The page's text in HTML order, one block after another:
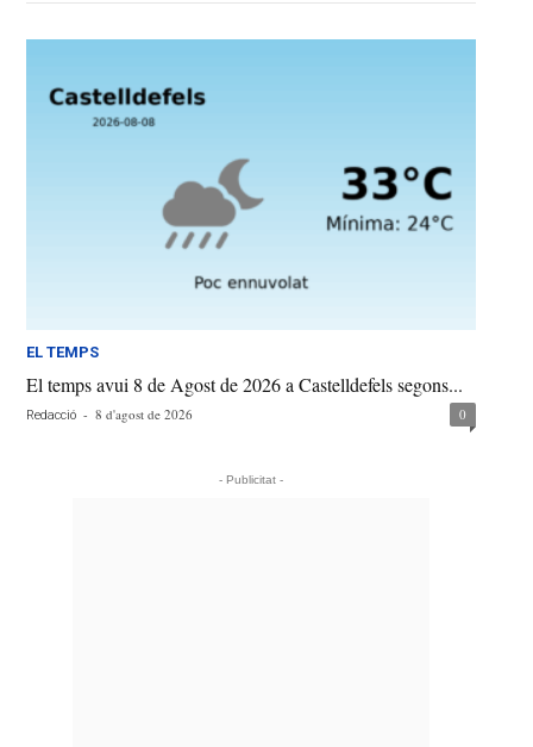
EL TEMPS
El temps avui 8 de Agost de 2026 a Castelldefels segons...
Redacció - 8 d'agost de 2026 0
- Publicitat -